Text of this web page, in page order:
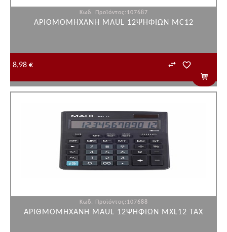
Κωδ. Προϊόντος:107687
ΑΡΙΘΜΟΜΗΧΑΝΗ MAUL 12ΨΗΦΙΩΝ MC12
8,98 €
Κωδ. Προϊόντος:107688
ΑΡΙΘΜΟΜΗΧΑΝΗ MAUL 12ΨΗΦΙΩΝ MXL12 TAX